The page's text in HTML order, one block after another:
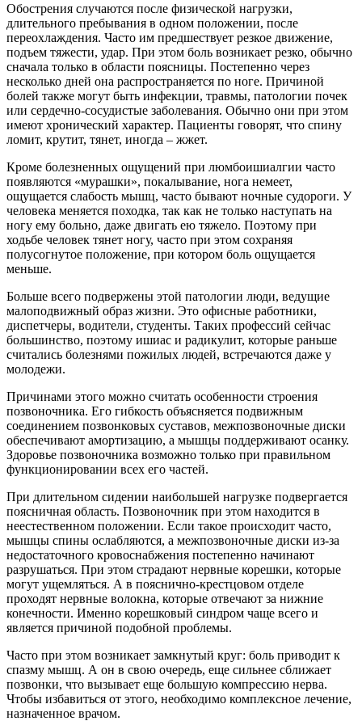
Обострения случаются после физической нагрузки,
длительного пребывания в одном положении, после
переохлаждения. Часто им предшествует резкое движение,
подъем тяжести, удар. При этом боль возникает резко, обычно
сначала только в области поясницы. Постепенно через
несколько дней она распространяется по ноге. Причиной
болей также могут быть инфекции, травмы, патологии почек
или сердечно-сосудистые заболевания. Обычно они при этом
имеют хронический характер. Пациенты говорят, что спину
ломит, крутит, тянет, иногда – жжет.
Кроме болезненных ощущений при люмбоишиалгии часто
появляются «мурашки», покалывание, нога немеет,
ощущается слабость мышц, часто бывают ночные судороги. У
человека меняется походка, так как не только наступать на
ногу ему больно, даже двигать ею тяжело. Поэтому при
ходьбе человек тянет ногу, часто при этом сохраняя
полусогнутое положение, при котором боль ощущается
меньше.
Больше всего подвержены этой патологии люди, ведущие
малоподвижный образ жизни. Это офисные работники,
диспетчеры, водители, студенты. Таких профессий сейчас
большинство, поэтому ишиас и радикулит, которые раньше
считались болезнями пожилых людей, встречаются даже у
молодежи.
Причинами этого можно считать особенности строения
позвоночника. Его гибкость объясняется подвижным
соединением позвонковых суставов, межпозвоночные диски
обеспечивают амортизацию, а мышцы поддерживают осанку.
Здоровье позвоночника возможно только при правильном
функционировании всех его частей.
При длительном сидении наибольшей нагрузке подвергается
поясничная область. Позвоночник при этом находится в
неестественном положении. Если такое происходит часто,
мышцы спины ослабляются, а межпозвоночные диски из-за
недостаточного кровоснабжения постепенно начинают
разрушаться. При этом страдают нервные корешки, которые
могут ущемляться. А в пояснично-крестцовом отделе
проходят нервные волокна, которые отвечают за нижние
конечности. Именно корешковый синдром чаще всего и
является причиной подобной проблемы.
Часто при этом возникает замкнутый круг: боль приводит к
спазму мышц. А он в свою очередь, еще сильнее сближает
позвонки, что вызывает еще большую компрессию нерва.
Чтобы избавиться от этого, необходимо комплексное лечение,
назначенное врачом.